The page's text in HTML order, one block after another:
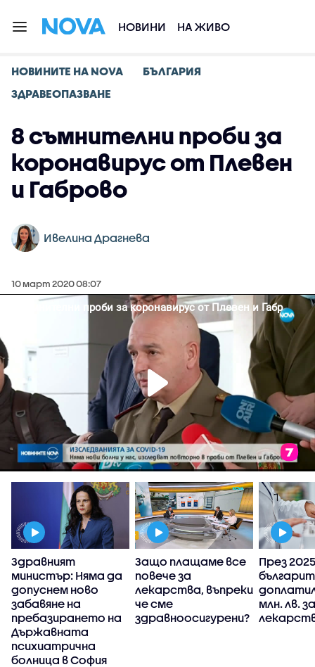
НОВИНИ НА ЖИВО
НОВИНИТЕ НА NOVA
БЪЛГАРИЯ
ЗДРАВЕОПАЗВАНЕ
8 съмнителни проби за
коронавирус от Плевен
и Габрово
Ивелина Драгнева
10 март 2020 08:07
Здравният
министър: Няма да
допуснем ново
забавяне на
пребазирането на
Държавната
психиатрична
болница в София
Защо плащаме все
повече за
лекарства, въпреки
че сме
здравноосигурени?
През
млн. лв. за